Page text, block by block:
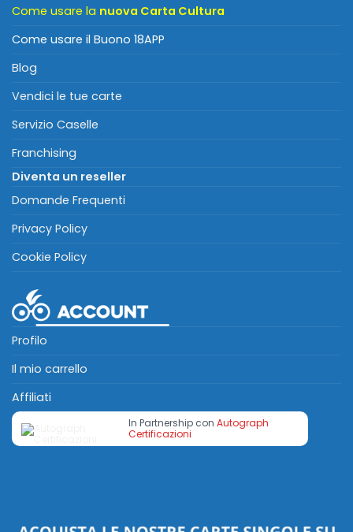
Come usare la nuova Carta Cultura
Come usare il Buono 18APP
Blog
Vendici le tue carte
Servizio Caselle
Franchising
Diventa un reseller
Domande Frequenti
Privacy Policy
Cookie Policy
Profilo
Il mio carrello
Affiliati
In Partnership con Autograph
Certificazioni